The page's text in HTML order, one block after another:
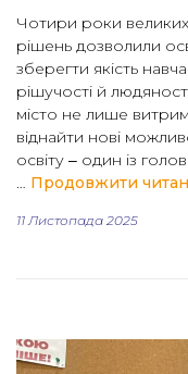
Чотири роки
рішень дозволили
зберегти якість
рішучості й
місто не лише
віднайти нові
освіту ‒ один із
… Продовжити
11 Листопада 2025